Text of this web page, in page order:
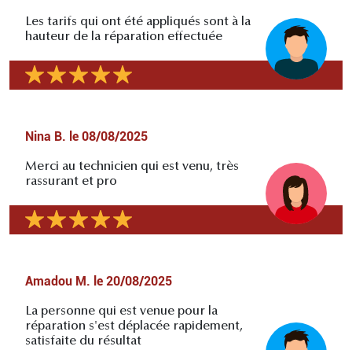
Les tarifs qui ont été appliqués sont à la
hauteur de la réparation effectuée
Nina B. le 08/08/2025
Merci au technicien qui est venu, très
rassurant et pro
Amadou M. le 20/08/2025
La personne qui est venue pour la
réparation s'est déplacée rapidement,
satisfaite du résultat